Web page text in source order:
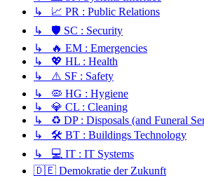
↳ 📈 PR : Public Relations
↳ 🛡️ SC : Security
↳ 🔥 EM : Emergencies
↳ 💖 HL : Health
↳ ⚠️ SF : Safety
↳ 🦠 HG : Hygiene
↳ 💎 CL : Cleaning
↳ ♻️ DP : Disposals (and Funeral
↳ 🛠️ BT : Buildings Technology
↳ 💻 IT : IT Systems
🇩🇪 Demokratie der Zukunft